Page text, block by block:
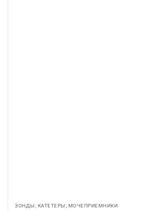
ЗОНДЫ; КАТЕТЕРЫ; МОЧЕПРИЕМНИКИ